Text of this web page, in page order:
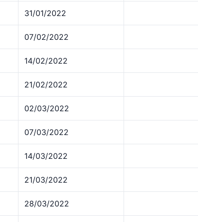
31/01/2022
07/02/2022
14/02/2022
21/02/2022
02/03/2022
07/03/2022
14/03/2022
21/03/2022
28/03/2022